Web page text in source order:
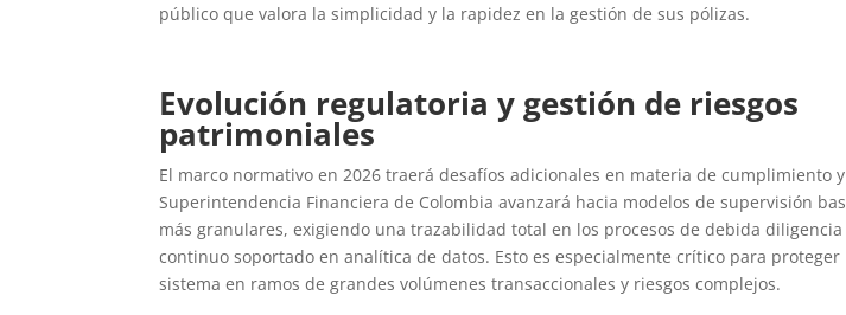
público que valora la simplicidad y la rapidez en la gestión de sus pólizas.
Evolución regulatoria y gestión de riesgos
patrimoniales
El marco normativo en 2026 traerá desafíos adicionales en materia de cumplimiento
Superintendencia Financiera de Colombia avanzará hacia modelos de supervisión
más granulares, exigiendo una trazabilidad total en los procesos de debida
continuo soportado en analítica de datos. Esto es especialmente crítico para
sistema en ramos de grandes volúmenes transaccionales y riesgos complejos.